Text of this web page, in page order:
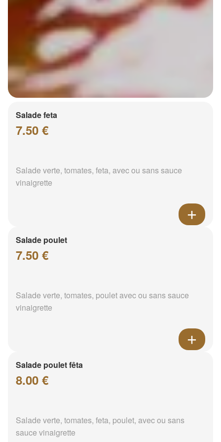
Salade feta
7.50 €
Salade verte, tomates, feta, avec ou sans sauce
vinaigrette
Salade poulet
7.50 €
Salade verte, tomates, poulet avec ou sans sauce
vinaigrette
Salade poulet fêta
8.00 €
Salade verte, tomates, feta, poulet, avec ou sans
sauce vinaigrette